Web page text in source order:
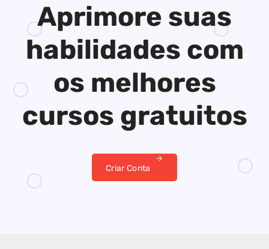
Aprimore suas
habilidades com
os melhores
cursos gratuitos
Criar Conta